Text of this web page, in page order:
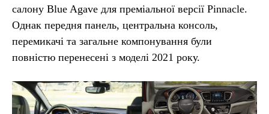
салону Blue Agave для преміальної версії Pinnacle.
Однак передня панель, центральна консоль,
перемикачі та загальне компонування були
повністю перенесені з моделі 2021 року.